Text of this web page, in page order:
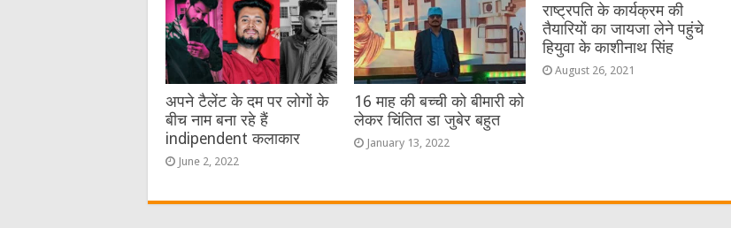
अपने टैलेंट के दम पर लोगों के
बीच नाम बना रहे हैं
indipendent कलाकार
June 2, 2022
16 माह की बच्ची को बीमारी को
लेकर चिंतित डा जुबेर बहुत
January 13, 2022
राष्ट्रपति के कार्यक्रम की
तैयारियों का जायजा लेने पहुंचे
हियुवा के काशीनाथ सिंह
August 26, 2021